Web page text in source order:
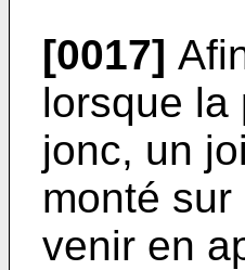
[0017]
lorsque la
jonc, un
monté
venir en